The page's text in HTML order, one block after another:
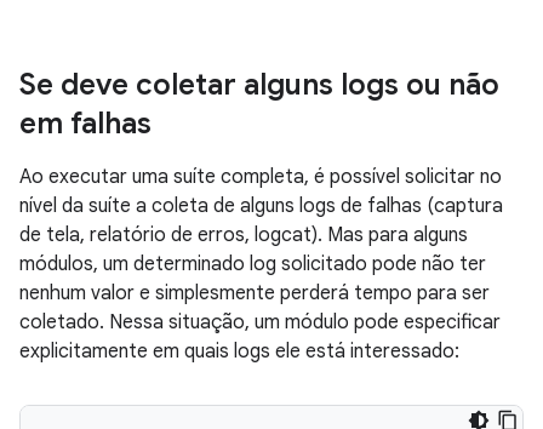
Se deve coletar alguns logs ou não
em falhas
Ao executar uma suíte completa, é possível solicitar no
nível da suíte a coleta de alguns logs de falhas (captura
de tela, relatório de erros, logcat). Mas para alguns
módulos, um determinado log solicitado pode não ter
nenhum valor e simplesmente perderá tempo para ser
coletado. Nessa situação, um módulo pode especificar
explicitamente em quais logs ele está interessado: